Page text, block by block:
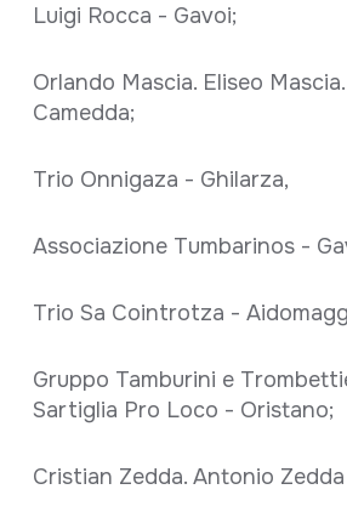
Luigi Rocca - Gavoi;
Orlando Mascia. Eliseo
Camedda;
Trio Onnigaza - Ghilarza,
Associazione Tumbarinos -
Trio Sa Cointrotza -
Gruppo Tamburini e
Sartiglia Pro Loco - Oristano;
Cristian Zedda. Antonio